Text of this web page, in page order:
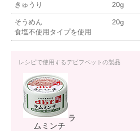
きゅうり 20g
そうめん
20g
食塩不使用タイプを使用
レシピで使用するデビフペットの製品
ラ
ムミンチ